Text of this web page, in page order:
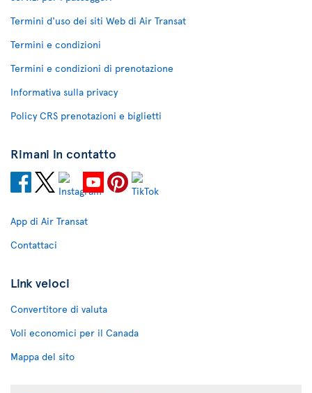
Termini d'uso dei siti Web di Air Transat
Termini e condizioni
Termini e condizioni di prenotazione
Informativa sulla privacy
Policy CRS prenotazioni e biglietti
Rimani in contatto
App di Air Transat
Contattaci
Link veloci
Convertitore di valuta
Voli economici per il Canada
Mappa del sito